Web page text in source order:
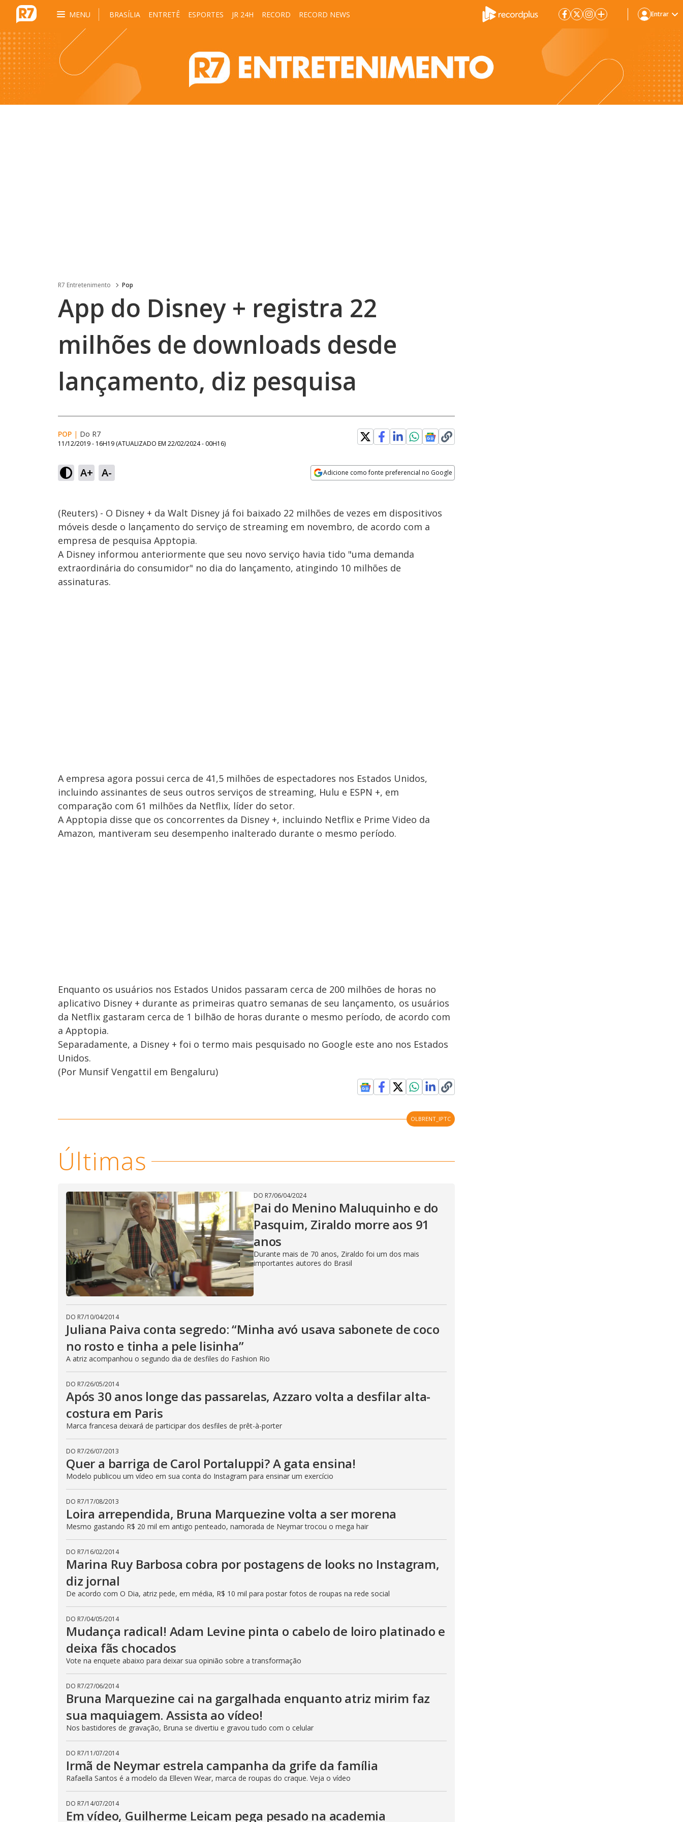
MENU BRASÍLIA ENTRETÊ ESPORTES JR 24H RECORD RECORD NEWS Entrar
R7 Entretenimento Pop
App do Disney + registra 22
milhões de downloads desde
lançamento, diz pesquisa
POP | Do R7
11/12/2019 - 16H19 (ATUALIZADO EM 22/02/2024 - 00H16)
A+ A- Adicione como fonte preferencial no Google
(Reuters) - O Disney + da Walt Disney já foi baixado 22 milhões de vezes em dispositivos
móveis desde o lançamento do serviço de streaming em novembro, de acordo com a
empresa de pesquisa Apptopia.
A Disney informou anteriormente que seu novo serviço havia tido "uma demanda
extraordinária do consumidor" no dia do lançamento, atingindo 10 milhões de
assinaturas.
A empresa agora possui cerca de 41,5 milhões de espectadores nos Estados Unidos,
incluindo assinantes de seus outros serviços de streaming, Hulu e ESPN +, em
comparação com 61 milhões da Netflix, líder do setor.
A Apptopia disse que os concorrentes da Disney +, incluindo Netflix e Prime Video da
Amazon, mantiveram seu desempenho inalterado durante o mesmo período.
Enquanto os usuários nos Estados Unidos passaram cerca de 200 milhões de horas no
aplicativo Disney + durante as primeiras quatro semanas de seu lançamento, os usuários
da Netflix gastaram cerca de 1 bilhão de horas durante o mesmo período, de acordo com
a Apptopia.
Separadamente, a Disney + foi o termo mais pesquisado no Google este ano nos Estados
Unidos.
(Por Munsif Vengattil em Bengaluru)
OLBRENT_IPTC
Últimas
DO R7/06/04/2024
Pai do Menino Maluquinho e do
Pasquim, Ziraldo morre aos 91
anos
Durante mais de 70 anos, Ziraldo foi um dos mais
importantes autores do Brasil
DO R7/10/04/2014
Juliana Paiva conta segredo: “Minha avó usava sabonete de coco
no rosto e tinha a pele lisinha”
A atriz acompanhou o segundo dia de desfiles do Fashion Rio
DO R7/26/05/2014
Após 30 anos longe das passarelas, Azzaro volta a desfilar alta-
costura em Paris
Marca francesa deixará de participar dos desfiles de prêt-à-porter
DO R7/26/07/2013
Quer a barriga de Carol Portaluppi? A gata ensina!
Modelo publicou um vídeo em sua conta do Instagram para ensinar um exercício
DO R7/17/08/2013
Loira arrependida, Bruna Marquezine volta a ser morena
Mesmo gastando R$ 20 mil em antigo penteado, namorada de Neymar trocou o mega hair
DO R7/16/02/2014
Marina Ruy Barbosa cobra por postagens de looks no Instagram,
diz jornal
De acordo com O Dia, atriz pede, em média, R$ 10 mil para postar fotos de roupas na rede social
DO R7/04/05/2014
Mudança radical! Adam Levine pinta o cabelo de loiro platinado e
deixa fãs chocados
Vote na enquete abaixo para deixar sua opinião sobre a transformação
DO R7/27/06/2014
Bruna Marquezine cai na gargalhada enquanto atriz mirim faz
sua maquiagem. Assista ao vídeo!
Nos bastidores de gravação, Bruna se divertiu e gravou tudo com o celular
DO R7/11/07/2014
Irmã de Neymar estrela campanha da grife da família
Rafaella Santos é a modelo da Elleven Wear, marca de roupas do craque. Veja o vídeo
DO R7/14/07/2014
Em vídeo, Guilherme Leicam pega pesado na academia